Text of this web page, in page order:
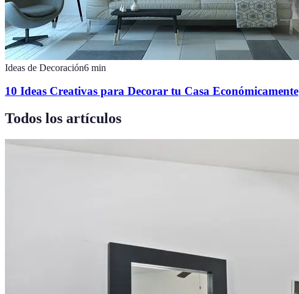
Ideas de Decoración6 min
10 Ideas Creativas para Decorar tu Casa Económicamente
Todos los artículos